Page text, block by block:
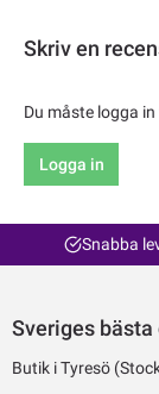
Skriv en
Du måste logga
Logga in
Snabba
Sveriges
Butik i Tyresö